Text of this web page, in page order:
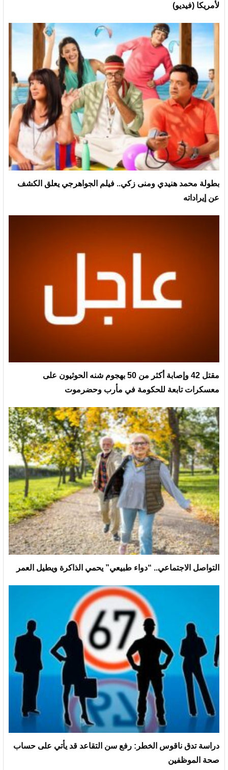
لأمريكا (فيديو)
بطولة محمد هنيدي ومنى زكي.. فيلم الجواهرجي يعلق الكشف
عن إيراداته
مقتل 42 وإصابة أكثر من 50 بهجوم شنه الحوثيون على
معسكرات تابعة للحكومة في مأرب وحضرموت
التواصل الاجتماعي.. “دواء طبيعي” يحمي الذاكرة ويطيل العمر
دراسة تدق ناقوس الخطر: رفع سن التقاعد قد يأتي على حساب
صحة الموظفين